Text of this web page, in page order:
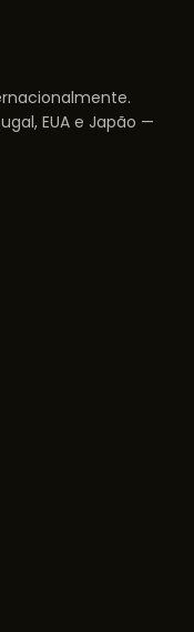
EUA e Japão —